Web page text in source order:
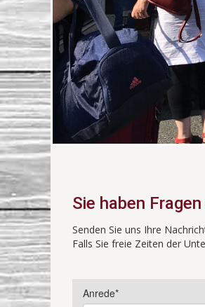
Sie haben
Senden Sie uns Ihre
Falls Sie freie Zeiten der